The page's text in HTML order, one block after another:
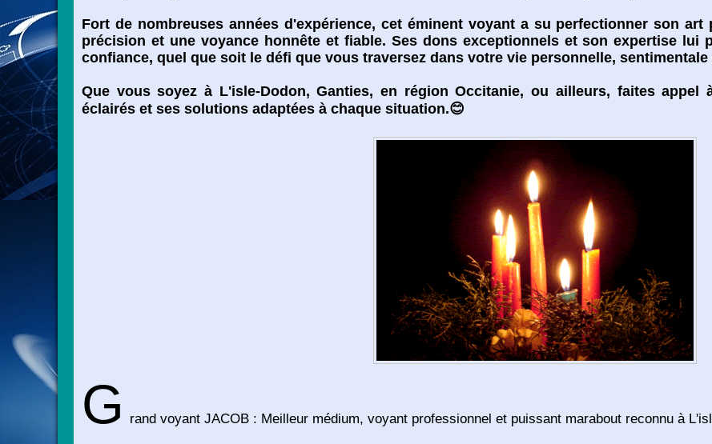
Fort de nombreuses années d'expérience, cet éminent voyant a su perfectionner son
précision et une voyance honnête et fiable. Ses dons exceptionnels et son expertise lui
confiance, quel que soit le défi que vous traversez dans votre vie personnelle,
Que vous soyez à L'isle-Dodon, Ganties, en région Occitanie, ou ailleurs, faites
éclairés et ses solutions adaptées à chaque situation.😊
G rand voyant JACOB : Meilleur médium, voyant professionnel et puissant marabout reconnu à